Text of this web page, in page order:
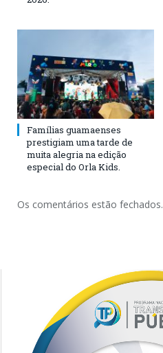
Famílias guamaenses
prestigiam uma tarde de
muita alegria na edição
especial do Orla Kids.
Os comentários estão fechados.